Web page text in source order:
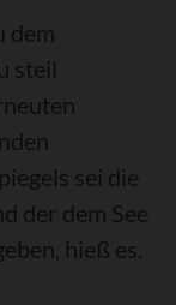
dem
steil
sei die
der dem See
hieß es.